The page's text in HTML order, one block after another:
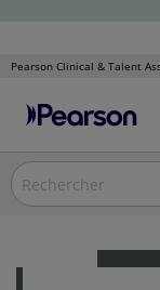
Pearson Clinical & Talent
Allez
contenu